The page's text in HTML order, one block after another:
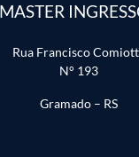
MASTER
Rua Francisco
N° 193
Gramado – RS